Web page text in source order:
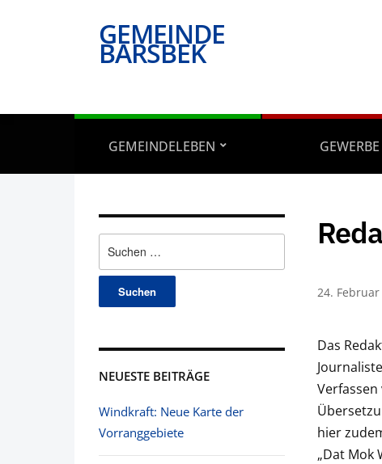
GEMEINDE
BARSBEK
GEMEINDELEBEN GEWERBE
nach:
NEUESTE BEITRÄGE
Windkraft: Neue Karte der
Vorranggebiete
24. Februar
Das
hier
„Dat Mok